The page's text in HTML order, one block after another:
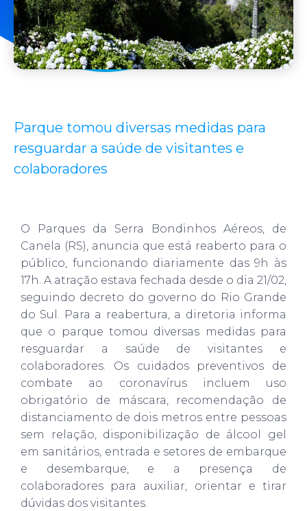
Parque tomou diversas medidas para
resguardar a saúde de visitantes e
colaboradores
O Parques da Serra Bondinhos Aéreos, de
Canela (RS), anuncia que está reaberto para o
público, funcionando diariamente das 9h às
17h. A atração estava fechada desde o dia 21/02,
seguindo decreto do governo do Rio Grande
do Sul. Para a reabertura, a diretoria informa
que o parque tomou diversas medidas para
resguardar a saúde de visitantes e
colaboradores. Os cuidados preventivos de
combate ao coronavírus incluem uso
obrigatório de máscara, recomendação de
distanciamento de dois metros entre pessoas
sem relação, disponibilização de álcool gel
em sanitários, entrada e setores de embarque
e desembarque, e a presença de
colaboradores para auxiliar, orientar e tirar
dúvidas dos visitantes.